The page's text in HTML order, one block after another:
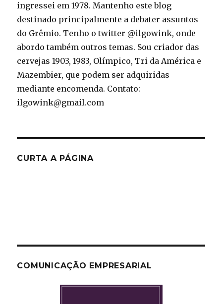
ingressei em 1978. Mantenho este blog
destinado principalmente a debater assuntos
do Grêmio. Tenho o twitter @ilgowink, onde
abordo também outros temas. Sou criador das
cervejas 1903, 1983, Olímpico, Tri da América e
Mazembier, que podem ser adquiridas
mediante encomenda. Contato:
ilgowink@gmail.com
CURTA A PÁGINA
COMUNICAÇÃO EMPRESARIAL